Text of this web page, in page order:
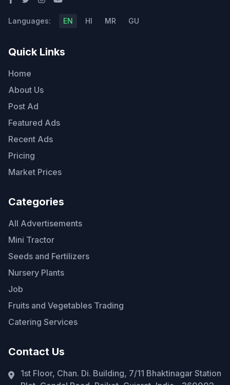
Languages: EN HI MR GU
Quick Links
Home
About Us
Post Ad
Featured Ads
Recent Ads
Pricing
Market Prices
Categories
All Advertisements
Mini Tractor
Seeds and Fertilizers
Nursery Plants
Job
Fruits and Vegetables Trading
Catering Services
Contact Us
1st Floor, Chan. Di. Building, 7/11 Bhaktinagar Station